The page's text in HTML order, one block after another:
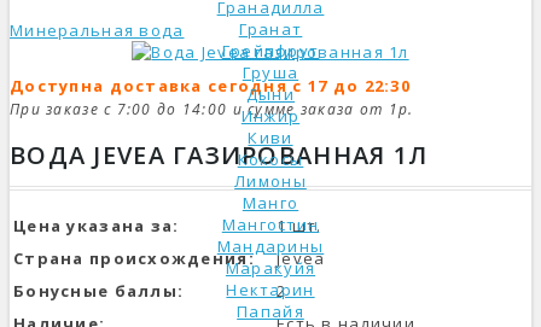
Гранадилла
Гранат
Грейпфрут
Груша
Дыни
Инжир
Киви
Кокосы
Лимоны
Манго
Мангостин
Мандарины
Маракуйя
Нектарин
Папайя
Минеральная вода
Доступна доставка сегодня с 17 до 22:30
При заказе с 7:00 до 14:00 и сумме заказа от 1р.
ВОДА JEVEA ГАЗИРОВАННАЯ 1Л
Цена указана за:
1 шт.
Страна происхождения:
Jevea
Бонусные баллы:
2